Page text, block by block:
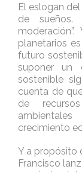
El eslogan
de sueños.
planetarios
futuro
suponer un
sostenible
cuenta de
de
crecimiento
Y a propósito
Francisco